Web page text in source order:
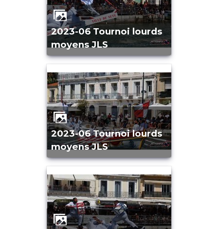
2023-06 Tournoi lourds
moyens JLS
2023-06 Tournoi lourds
moyens JLS